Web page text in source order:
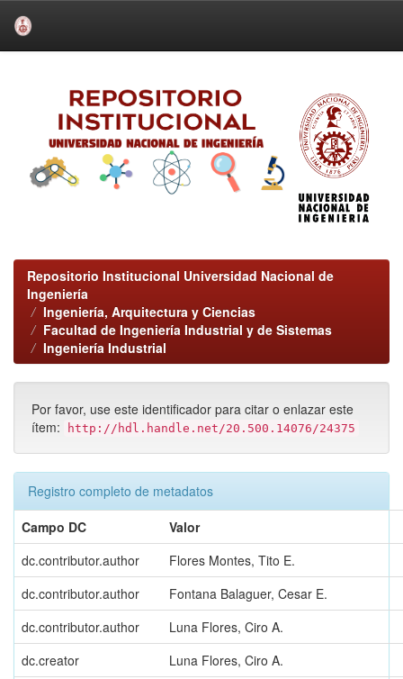
Repositorio Institucional Universidad Nacional de
Ingeniería
Ingeniería, Arquitectura y Ciencias
Facultad de Ingeniería Industrial y de Sistemas
Ingeniería Industrial
Por favor, use este identificador para citar o enlazar este
ítem:
http://hdl.handle.net/20.500.14076/24375
Registro completo de metadatos
Campo DC
Valor
dc.contributor.author
Flores Montes, Tito E.
dc.contributor.author
Fontana Balaguer, Cesar E.
dc.contributor.author
Luna Flores, Ciro A.
dc.creator
Luna Flores, Ciro A.